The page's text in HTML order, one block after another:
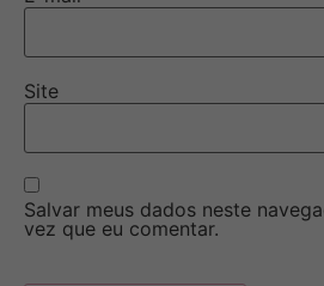
Site
Salvar meus dados neste
vez que eu comentar.